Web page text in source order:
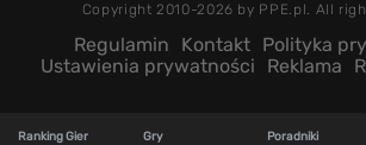
Copyright 2010-2026 by PPE.pl. All
Regulamin Kontakt Polityka
Ustawienia prywatności
Reklama
Ranking Gier Gry Poradniki